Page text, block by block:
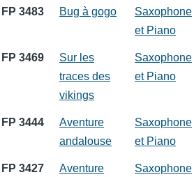
FP 3483 Bug à gogo
Saxophone
et Piano
FP 3469
Sur les
traces des
vikings
Saxophone
et Piano
FP 3444
Aventure
andalouse
Saxophone
et Piano
FP 3427
Aventure
Saxophone